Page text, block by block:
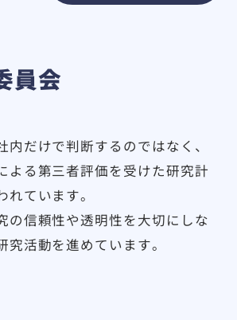
員会
内だけで判断するのではなく、
よる第三者評価を受けた研究計
ています。
の信頼性や透明性を大切にしな
活動を進めています。